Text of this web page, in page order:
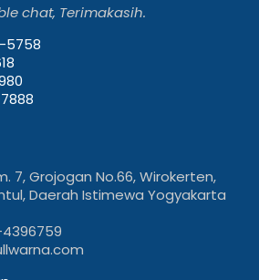
chat, Terimakasih.
5758
7, Grojogan No.66, Wirokerten,
Daerah Istimewa Yogyakarta